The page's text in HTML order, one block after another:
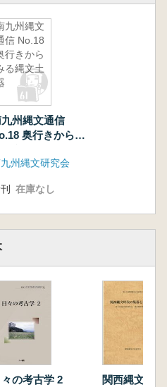
器群の炭素14年代測
おける縄紋時代後半期
土ガラス製小玉類にお
九州縄文
信 No.18
行きから
る縄文土
州縄文通信
奥行きからみ
州縄文研究会
在庫なし
々の考古学 2
関西縄文時